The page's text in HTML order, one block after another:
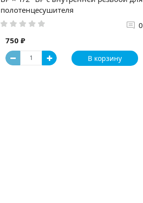
полотенцесушителя
0
750 ₽
В корзину